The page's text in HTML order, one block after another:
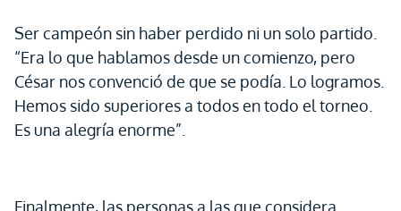
Ser campeón sin haber perdido ni un solo partido.
“Era lo que hablamos desde un comienzo, pero
César nos convenció de que se podía. Lo logramos.
Hemos sido superiores a todos en todo el torneo.
Es una alegría enorme”.
Finalmente, las personas a las que considera